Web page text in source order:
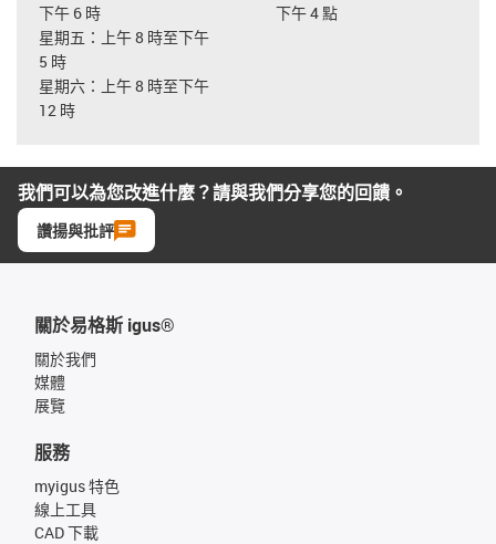
下午 6 時
星期五：上午 8 時至下午
5 時
星期六：上午 8 時至下午
12 時
下午 4 點
我們可以為您改進什麼？請與我們分享您的回饋。
讚揚與批評
關於易格斯 igus®
關於我們
媒體
展覽
服務
myigus 特色
線上工具
CAD 下載